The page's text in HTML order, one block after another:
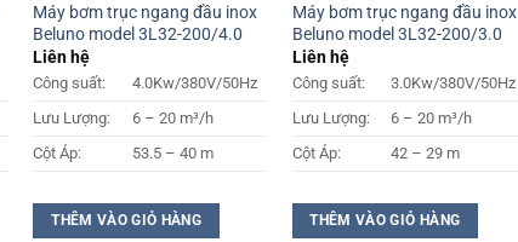
Máy bơm trục ngang đầu inox
Beluno model 3L32-200/4.0
Liên hệ
Công suất:
4.0Kw/380V/50Hz
Lưu Lượng:
6 – 20 m³/h
Cột Áp:
53.5 – 40 m
THÊM VÀO GIỎ HÀNG
Máy bơm trục ngang đầu inox
Beluno model 3L32-200/3.0
Liên hệ
Công suất:
3.0Kw/380V/50Hz
Lưu Lượng:
6 – 20 m³/h
Cột Áp:
42 – 29 m
THÊM VÀO GIỎ HÀNG